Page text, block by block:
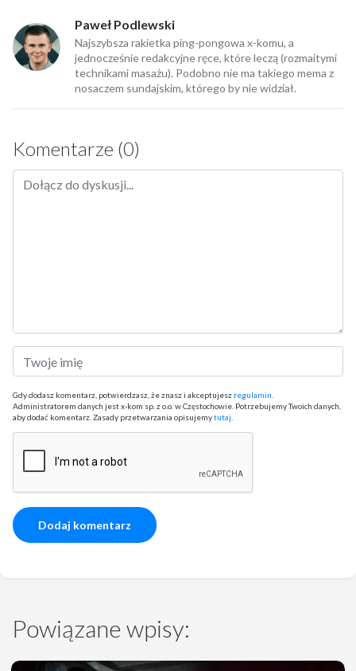
Paweł Podlewski
Najszybsza rakietka ping-pongowa x-komu, a
jednocześnie redakcyjne ręce, które leczą (rozmaitymi
technikami masażu). Podobno nie ma takiego mema z
nosaczem sundajskim, którego by nie widział.
Komentarze (0)
Gdy dodasz komentarz, potwierdzasz, że znasz i akceptujesz regulamin.
Administratorem danych jest x-kom sp. z o.o. w Częstochowie. Potrzebujemy Twoich danych,
aby dodać komentarz. Zasady przetwarzania opisujemytutaj.
Powiązane wpisy: